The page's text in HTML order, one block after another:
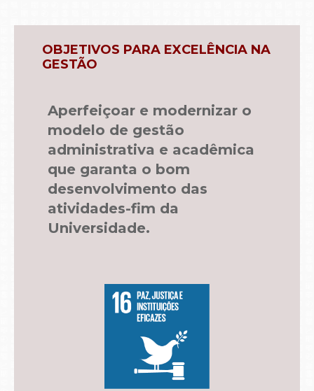
OBJETIVOS PARA EXCELÊNCIA NA
GESTÃO
Aperfeiçoar e modernizar o
modelo de gestão
administrativa e acadêmica
que garanta o bom
desenvolvimento das
atividades-fim da
Universidade.